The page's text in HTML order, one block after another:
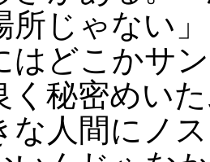
所じゃない
はどこかサ
く秘密めい
な人間にノ